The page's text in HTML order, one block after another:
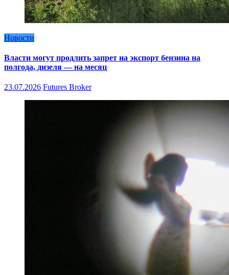
Новости
Власти могут продлить запрет на экспорт бензина на
полгода, дизеля — на месяц
23.07.2026 Futures Broker